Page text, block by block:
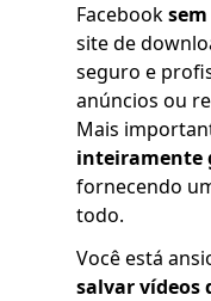
Facebook
site de
seguro e
anúncios ou
Mais
inteiramente
fornecendo
todo.
Você está
salvar vídeos